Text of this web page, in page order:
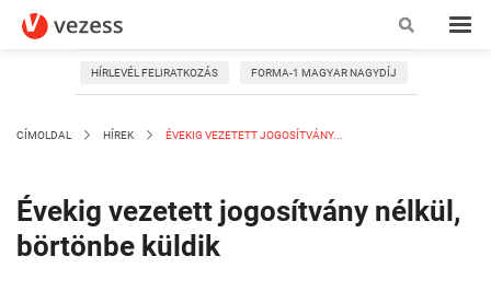
HÍRLEVÉL FELIRATKOZÁS FORMA-1 MAGYAR NAGYDÍJ
CÍMOLDAL HÍREK ÉVEKIG VEZETETT JOGOSÍTVÁNY...
Évekig vezetett jogosítvány nélkül,
börtönbe küldik